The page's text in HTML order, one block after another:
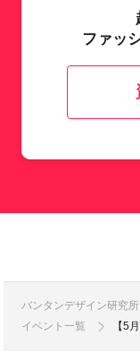
ファッ
バンタンデザイン研究
イベント一覧
【5